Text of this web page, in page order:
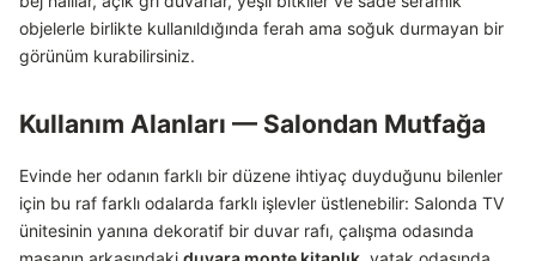
objelerle birlikte kullanıldığında ferah ama soğuk durmayan bir
görünüm kurabilirsiniz.
Kullanım Alanları — Salondan Mutfağa
Evinde her odanın farklı bir düzene ihtiyaç duyduğunu bilenler
için bu raf farklı odalarda farklı işlevler üstlenebilir: Salonda TV
ünitesinin yanına dekoratif bir duvar rafı, çalışma odasında